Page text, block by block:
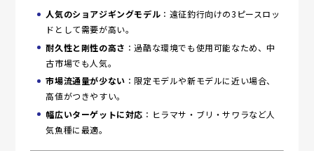
人気のショアジギングモデル ：遠征釣行向けの3ピースロッ
ドとして需要が高い。
耐久性と剛性の高さ ：過酷な環境でも使用可能なため、中
古市場でも人気。
市場流通量が少ない ：限定モデルや新モデルに近い場合、
高値がつきやすい。
幅広いターゲットに対応 ：ヒラマサ・ブリ・サワラなど人
気魚種に最適。